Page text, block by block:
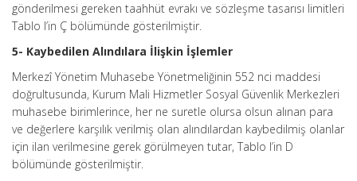
gönderilmesi gereken taahhüt evrakı ve sözleşme tasarısı limitleri
Tablo I’in Ç bölümünde gösterilmiştir.
5- Kaybedilen Alındılara İlişkin İşlemler
Merkezî Yönetim Muhasebe Yönetmeliğinin 552 nci maddesi
doğrultusunda, Kurum Mali Hizmetler Sosyal Güvenlik Merkezleri
muhasebe birimlerince, her ne suretle olursa olsun alınan para
ve değerlere karşılık verilmiş olan alındılardan kaybedilmiş olanlar
için ilan verilmesine gerek görülmeyen tutar, Tablo I’in D
bölümünde gösterilmiştir.